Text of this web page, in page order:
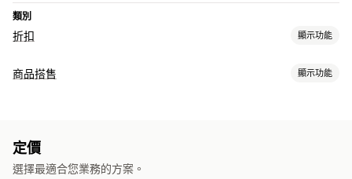
類別
折扣 顯示功能
折扣類型
管理折扣
商品搭售 顯示功能
批發套裝組合
經常一起購買的商品 相關商品
定價
選擇最適合您業務的方案。